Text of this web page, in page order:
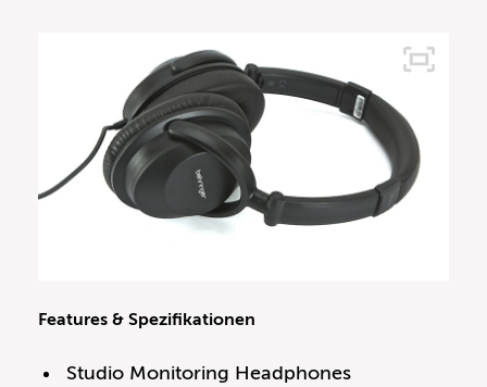
Features & Spezifikationen
Studio Monitoring Headphones